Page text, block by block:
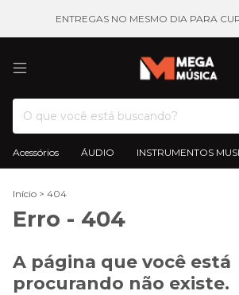
ENTREGAS NO MESMO DIA PARA
Acessórios ÁUDIO INSTRUMENTOS
Início > 404
Erro - 404
A página que você está
procurando não existe.